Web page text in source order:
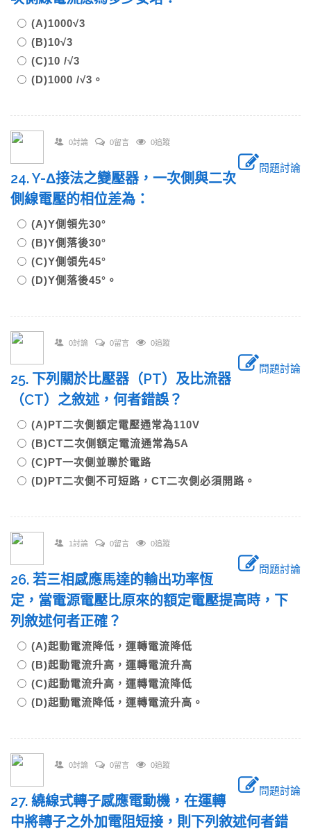
(A)1000√3
(B)10√3
(C)10 /√3
(D)1000 /√3。
0討論 0留言 0追蹤
問題討論
24. Y-Δ接法之變壓器，一次側與二次
側線電壓的相位差為：
(A)Y側領先30°
(B)Y側落後30°
(C)Y側領先45°
(D)Y側落後45°。
0討論 0留言 0追蹤
問題討論
25. 下列關於比壓器（PT）及比流器
（CT）之敘述，何者錯誤？
(A)PT二次側額定電壓通常為110V
(B)CT二次側額定電流通常為5A
(C)PT一次側並聯於電路
(D)PT二次側不可短路，CT二次側必須開路。
1討論 0留言 0追蹤
問題討論
26. 若三相感應馬達的輸出功率恆
定，當電源電壓比原來的額定電壓提高時，下
列敘述何者正確？
(A)起動電流降低，運轉電流降低
(B)起動電流升高，運轉電流升高
(C)起動電流升高，運轉電流降低
(D)起動電流降低，運轉電流升高。
0討論 0留言 0追蹤
問題討論
27. 繞線式轉子感應電動機，在運轉
中將轉子之外加電阻短接，則下列敘述何者錯